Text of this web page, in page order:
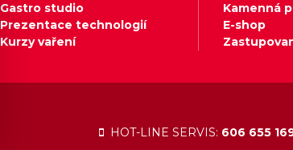
Gastro studio
Prezentace technologií
Kurzy vaření
Kamenná
E-shop
HOT-LINE SERVIS: 606 655